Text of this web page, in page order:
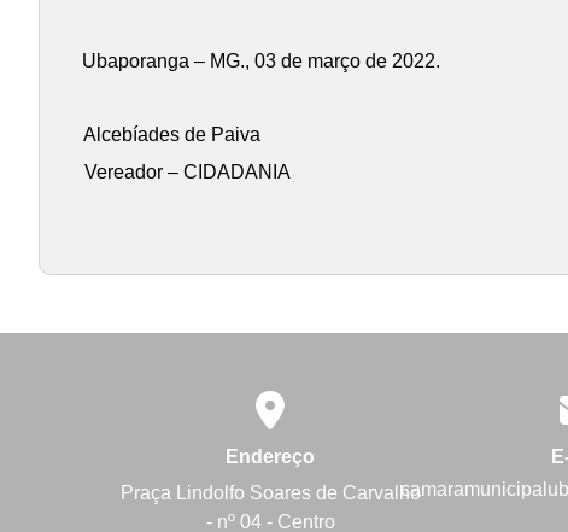
Ubaporanga – MG., 03 de março de 2022.
Alcebíades de Paiva
Vereador – CIDADANIA
Endereço
Praça Lindolfo Soares de Carvalho
- nº 04 - Centro